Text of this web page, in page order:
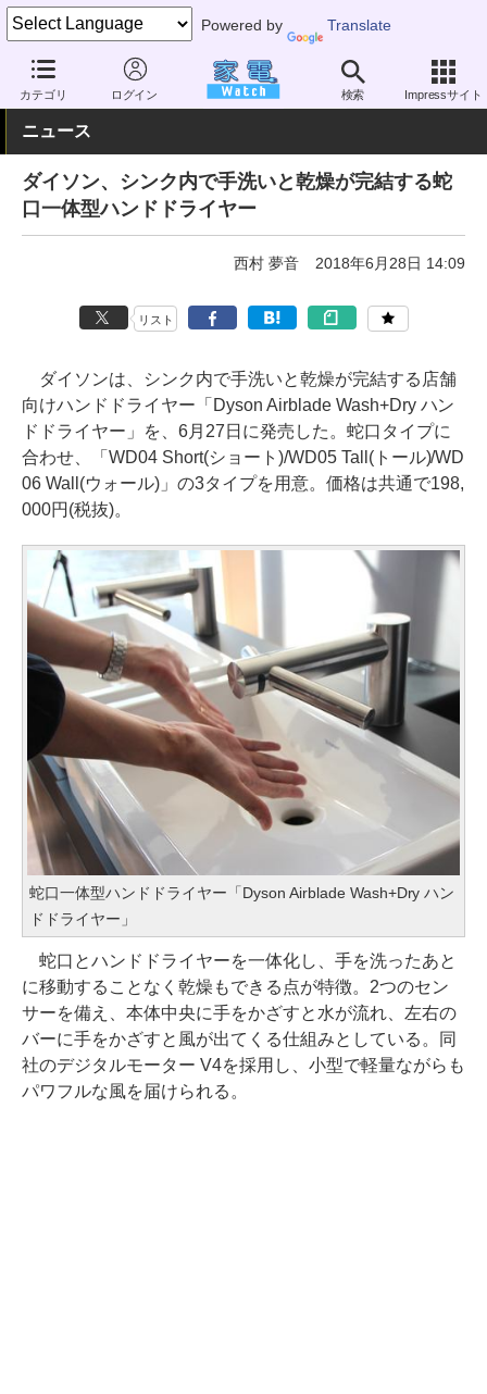
Powered by Translate
カテゴリ ログイン 検索 Impressサイト
家電 Watch 業界動向 業界動向 企業動向
ニュース
ダイソン、シンク内で手洗いと乾燥が完結する蛇
口一体型ハンドドライヤー
西村 夢音 2018年6月28日 14:09
リスト
ダイソンは、シンク内で手洗いと乾燥が完結する店舗
向けハンドドライヤー「Dyson Airblade Wash+Dry ハン
ドドライヤー」を、6月27日に発売した。蛇口タイプに
合わせ、「WD04 Short(ショート)/WD05 Tall(トール)/WD
06 Wall(ウォール)」の3タイプを用意。価格は共通で198,
000円(税抜)。
蛇口一体型ハンドドライヤー「Dyson Airblade Wash+Dry ハン
ドドライヤー」
蛇口とハンドドライヤーを一体化し、手を洗ったあと
に移動することなく乾燥もできる点が特徴。2つのセン
サーを備え、本体中央に手をかざすと水が流れ、左右の
バーに手をかざすと風が出てくる仕組みとしている。同
社のデジタルモーター V4を採用し、小型で軽量ながらも
パワフルな風を届けられる。